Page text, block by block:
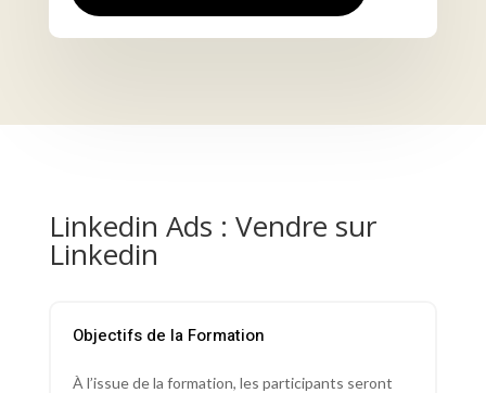
Linkedin Ads : Vendre sur
Linkedin
Objectifs de la Formation
À l’issue de la formation, les participants seront